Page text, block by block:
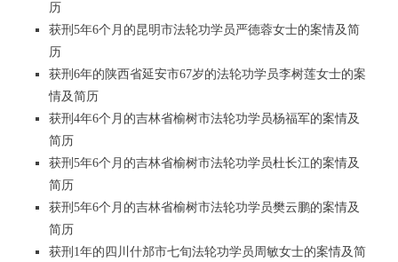
历
获刑5年6个月的昆明市法轮功学员严德蓉女士的案情及简
历
获刑6年的陕西省延安市67岁的法轮功学员李树莲女士的案
情及简历
获刑4年6个月的吉林省榆树市法轮功学员杨福军的案情及
简历
获刑5年6个月的吉林省榆树市法轮功学员杜长江的案情及
简历
获刑5年6个月的吉林省榆树市法轮功学员樊云鹏的案情及
简历
获刑1年的四川什邡市七旬法轮功学员周敏女士的案情及简